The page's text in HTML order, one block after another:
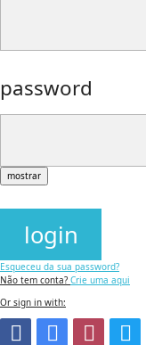
password
mostrar
login
Esqueceu da sua password?
Não tem conta? Crie uma aqui
Or sign in with: